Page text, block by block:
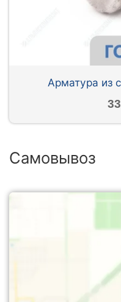
Арматура из
Самовывоз